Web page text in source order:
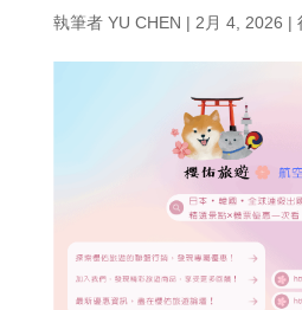
執筆者 YU CHEN | 2月 4, 2026 |